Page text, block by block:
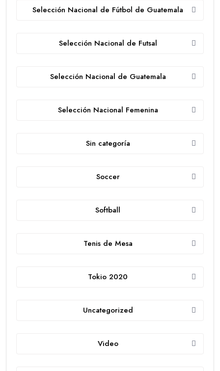
Selección Nacional de Fútbol de Guatemala
Selección Nacional de Futsal
Selección Nacional de Guatemala
Selección Nacional Femenina
Sin categoría
Soccer
Softball
Tenis de Mesa
Tokio 2020
Uncategorized
Video